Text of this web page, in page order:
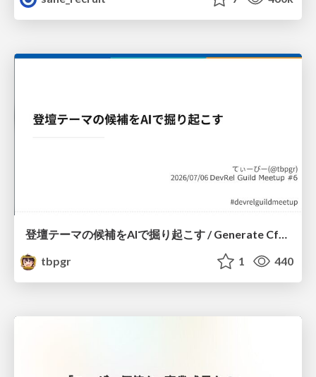
登壇テーマの候補をAIで掘り起こす / Generate CfP Ideas via-AI
tbpgr
1 440